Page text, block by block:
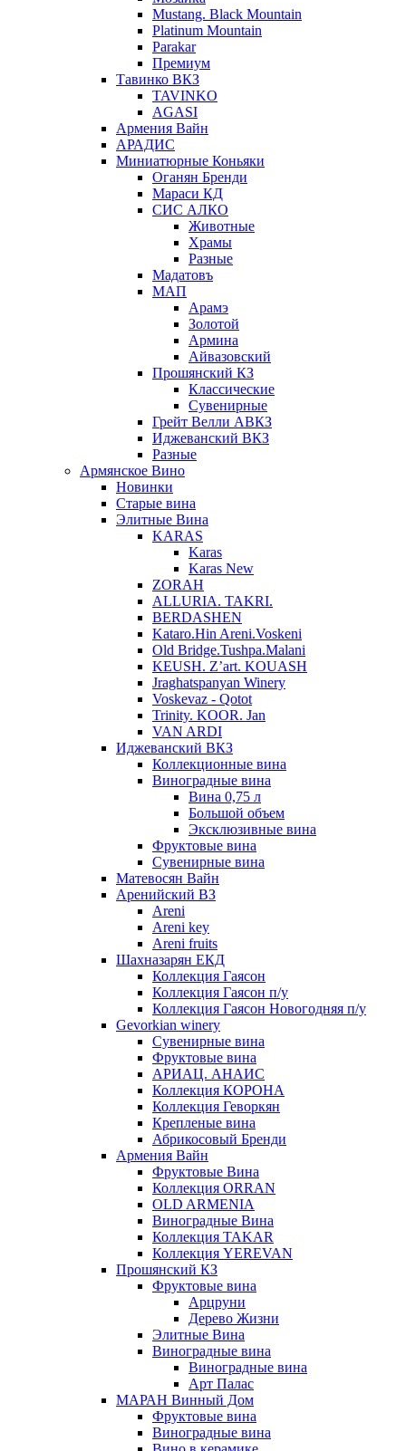
Mustang. Black Mountain
Platinum Mountain
Parakar
Премиум
Тавинко ВКЗ
TAVINKO
AGASI
Армения Вайн
АРАДИС
Миниатюрные Коньяки
Оганян Бренди
Мараси КД
СИС АЛКО
Животные
Храмы
Разные
Мадатовъ
МАП
Арамэ
Золотой
Армина
Айвазовский
Прошянский КЗ
Классические
Сувенирные
Грейт Велли АВКЗ
Иджеванский ВКЗ
Разные
Армянское Вино
Новинки
Старые вина
Элитные Вина
KARAS
Karas
Karas New
ZORAH
ALLURIA. TAKRI.
BERDASHEN
Kataro.Hin Areni.Voskeni
Old Bridge.Tushpa.Malani
KEUSH. Z’art. KOUASH
Jraghatspanyan Winery
Voskevaz - Qotot
Trinity. KOOR. Jan
VAN ARDI
Иджеванский ВКЗ
Коллекционные вина
Виноградные вина
Вина 0,75 л
Большой объем
Эксклюзивные вина
Фруктовые вина
Cувенирные вина
Матевосян Вайн
Аренийский ВЗ
Areni
Areni key
Areni fruits
Шахназарян ЕКД
Коллекция Гаясон
Коллекция Гаясон п/у
Коллекция Гаясон Новогодняя п/у
Gevorkian winery
Сувенирные вина
Фруктовые вина
АРИАЦ. АНАИС
Коллекция КОРОНА
Коллекция Геворкян
Крепленые вина
Абрикосовый Бренди
Армения Вайн
Фруктовые Вина
Коллекция ORRAN
OLD ARMENIA
Виноградные Вина
Коллекция TAKAR
Коллекция YEREVAN
Прошянский КЗ
Фруктовые вина
Арцруни
Дерево Жизни
Элитные Вина
Виноградные вина
Виноградные вина
Арт Палас
МАРАН Винный Дом
Фруктовые вина
Виноградные вина